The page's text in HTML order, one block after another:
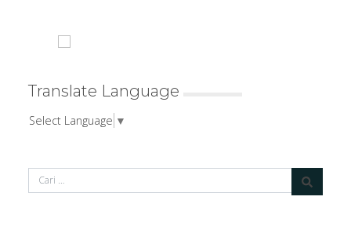
Translate Language
Select Language ▼